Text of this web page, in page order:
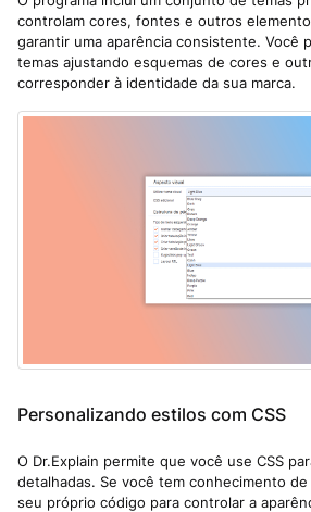
controlam cores, fontes e outros
garantir uma aparência consistente. Você
temas ajustando esquemas de cores e
corresponder à identidade da sua marca.
Personalizando estilos com CSS
O Dr.Explain permite que você use CSS
detalhadas. Se você tem conhecimento
seu próprio código para controlar a